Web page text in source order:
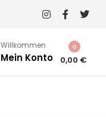
Willkommen
Mein Konto 0,00 €
0